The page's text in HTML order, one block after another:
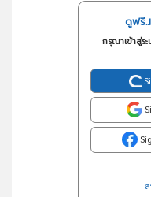
ดูฟรี
กรุณาเข้าสู่ร
ส